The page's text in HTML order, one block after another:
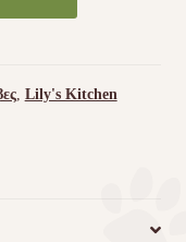
, Lily's Kitchen